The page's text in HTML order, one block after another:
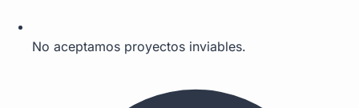
No aceptamos proyectos inviables.